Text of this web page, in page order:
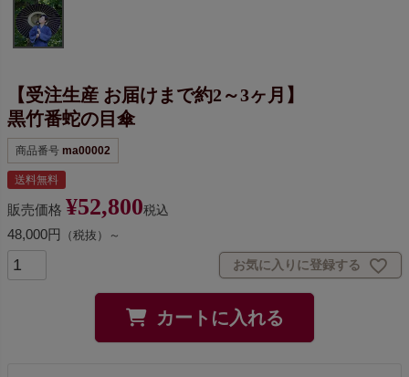
【受注生産 お届けまで約2～3ヶ月】
黒竹番蛇の目傘
商品番号 ma00002
送料無料
販売価格 ¥52,800税込
48,000円 （税抜）～
お気に入りに登録する
カートに入れる